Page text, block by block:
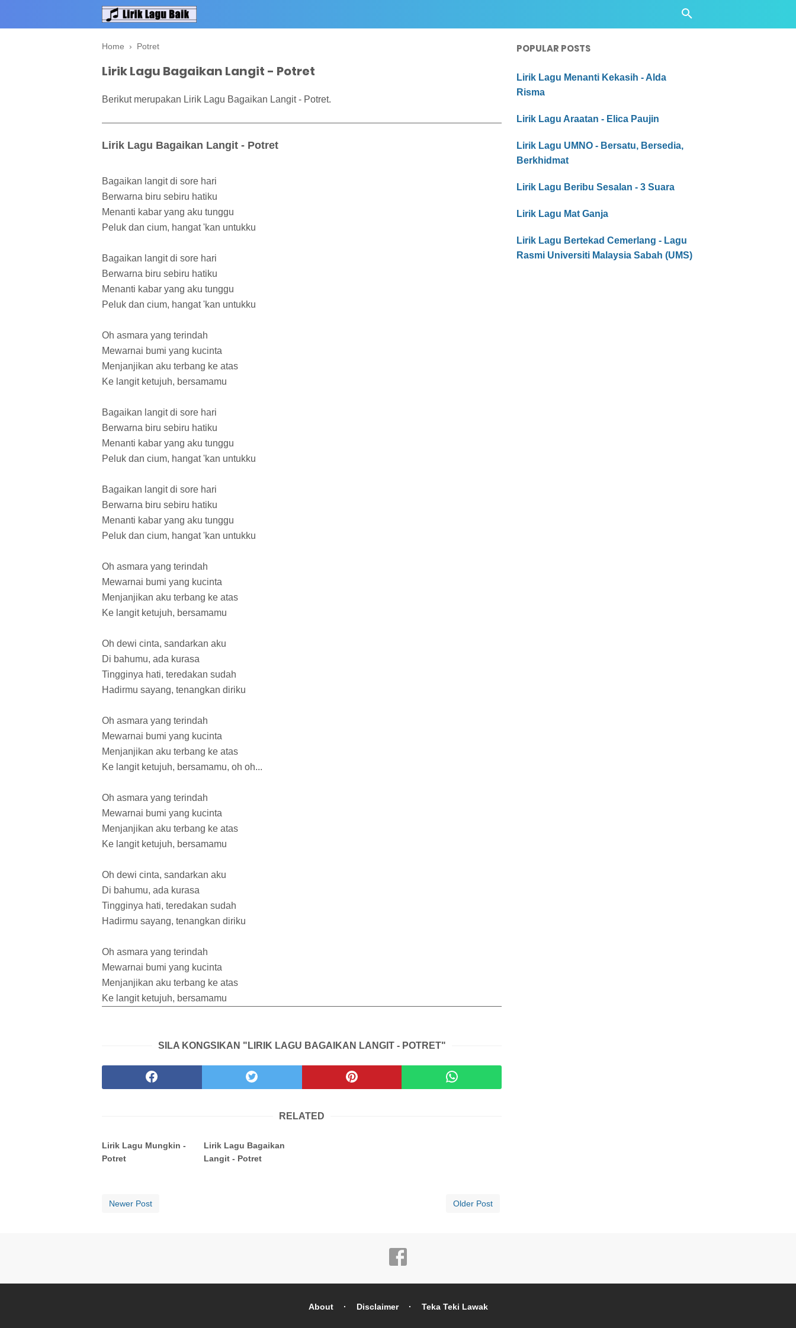
Home › Potret
Lirik Lagu Bagaikan Langit - Potret
Berikut merupakan Lirik Lagu Bagaikan Langit - Potret.
Lirik Lagu Bagaikan Langit - Potret
Bagaikan langit di sore hari
Berwarna biru sebiru hatiku
Menanti kabar yang aku tunggu
Peluk dan cium, hangat 'kan untukku
Bagaikan langit di sore hari
Berwarna biru sebiru hatiku
Menanti kabar yang aku tunggu
Peluk dan cium, hangat 'kan untukku
Oh asmara yang terindah
Mewarnai bumi yang kucinta
Menjanjikan aku terbang ke atas
Ke langit ketujuh, bersamamu
Bagaikan langit di sore hari
Berwarna biru sebiru hatiku
Menanti kabar yang aku tunggu
Peluk dan cium, hangat 'kan untukku
Bagaikan langit di sore hari
Berwarna biru sebiru hatiku
Menanti kabar yang aku tunggu
Peluk dan cium, hangat 'kan untukku
Oh asmara yang terindah
Mewarnai bumi yang kucinta
Menjanjikan aku terbang ke atas
Ke langit ketujuh, bersamamu
Oh dewi cinta, sandarkan aku
Di bahumu, ada kurasa
Tingginya hati, teredakan sudah
Hadirmu sayang, tenangkan diriku
Oh asmara yang terindah
Mewarnai bumi yang kucinta
Menjanjikan aku terbang ke atas
Ke langit ketujuh, bersamamu, oh oh...
Oh asmara yang terindah
Mewarnai bumi yang kucinta
Menjanjikan aku terbang ke atas
Ke langit ketujuh, bersamamu
Oh dewi cinta, sandarkan aku
Di bahumu, ada kurasa
Tingginya hati, teredakan sudah
Hadirmu sayang, tenangkan diriku
Oh asmara yang terindah
Mewarnai bumi yang kucinta
Menjanjikan aku terbang ke atas
Ke langit ketujuh, bersamamu
SILA KONGSIKAN "LIRIK LAGU BAGAIKAN LANGIT - POTRET"
RELATED
Lirik Lagu Mungkin -
Potret
Lirik Lagu Bagaikan
Langit - Potret
Newer Post Older Post
POPULAR POSTS
Lirik Lagu Menanti Kekasih - Alda
Risma
Lirik Lagu Araatan - Elica Paujin
Lirik Lagu UMNO - Bersatu, Bersedia,
Berkhidmat
Lirik Lagu Beribu Sesalan - 3 Suara
Lirik Lagu Mat Ganja
Lirik Lagu Bertekad Cemerlang - Lagu
Rasmi Universiti Malaysia Sabah (UMS)
About Disclaimer Teka Teki Lawak